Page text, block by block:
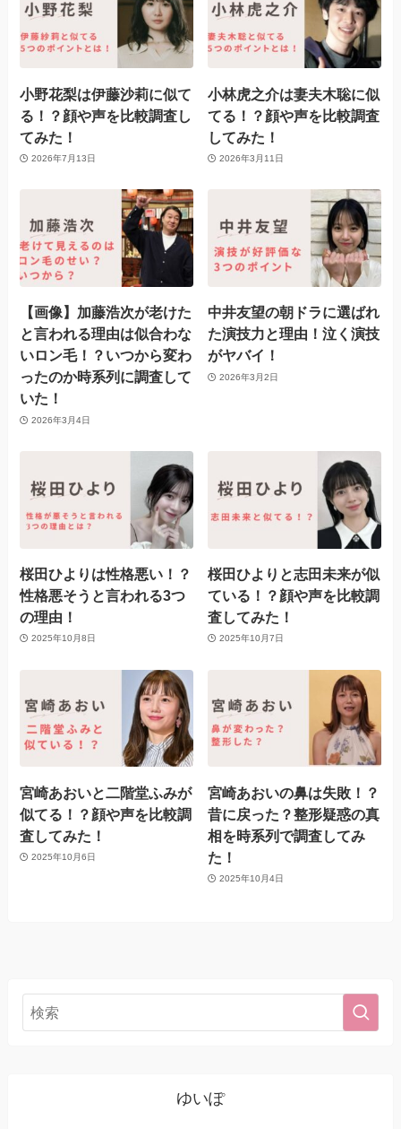
小野花梨は伊藤沙莉に似て
る！？顔や声を比較調査し
てみた！
2026年7月13日
小林虎之介は妻夫木聡に似
てる！？顔や声を比較調査
してみた！
2026年3月11日
【画像】加藤浩次が老けた
と言われる理由は似合わな
いロン毛！？いつから変わ
ったのか時系列に調査して
いた！
2026年3月4日
中井友望の朝ドラに選ばれ
た演技力と理由！泣く演技
がヤバイ！
2026年3月2日
桜田ひよりは性格悪い！？
性格悪そうと言われる3つ
の理由！
2025年10月8日
桜田ひよりと志田未来が似
ている！？顔や声を比較調
査してみた！
2025年10月7日
宮崎あおいと二階堂ふみが
似てる！？顔や声を比較調
査してみた！
2025年10月6日
宮崎あおいの鼻は失敗！？
昔に戻った？整形疑惑の真
相を時系列で調査してみ
た！
2025年10月4日
ゆいぽ